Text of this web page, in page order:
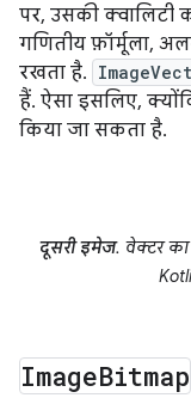
पर, उसकी क्वालिटी
गणितीय फ़ॉर्मूला,
रखता है.
हैं. ऐसा इसलिए,
किया जा सकता है.
दूसरी इमेज. वेक्टर का
ImageBitmap